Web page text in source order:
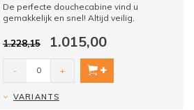
De perfecte douchecabine vind u
gemakkelijk en snel! Altijd veilig,
1.228,15 1.015,00
- +
VARIANTS